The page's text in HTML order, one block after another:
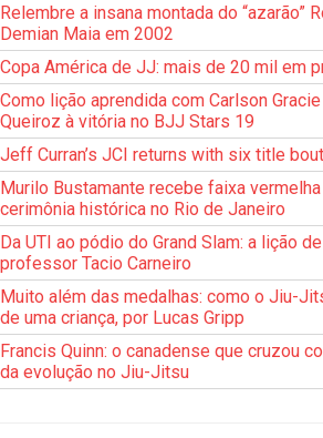
Relembre a insana montada do “azarão”
Demian Maia em 2002
Copa América de JJ: mais de 20 mil em
Como lição aprendida com Carlson
Queiroz à vitória no BJJ Stars 19
Jeff Curran’s JCI returns with six title
Murilo Bustamante recebe faixa
cerimônia histórica no Rio de Janeiro
Da UTI ao pódio do Grand Slam: a lição
professor Tacio Carneiro
Muito além das medalhas: como o Jiu-
de uma criança, por Lucas Gripp
Francis Quinn: o canadense que cruzou
da evolução no Jiu-Jitsu